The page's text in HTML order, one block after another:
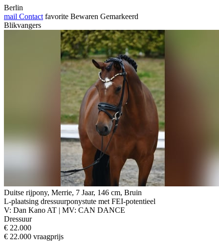
Berlin
mail Contact favorite Bewaren Gemarkeerd
Blikvangers
Duitse rijpony, Merrie, 7 Jaar, 146 cm, Bruin
L-plaatsing dressuurponystute met FEI-potentieel
V: Dan Kano AT | MV: CAN DANCE
Dressuur
€ 22.000
€ 22.000 vraagprijs